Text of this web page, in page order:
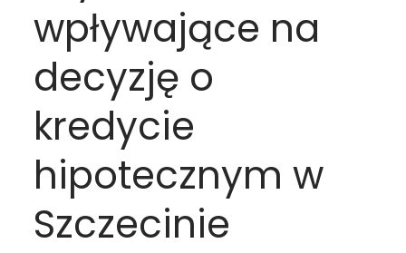
wpływające na
decyzję o
kredycie
hipotecznym w
Szczecinie